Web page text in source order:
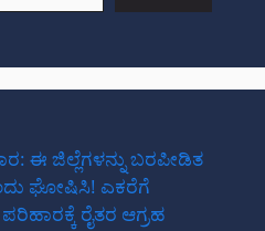
ಈ ಜಿಲ್ಲೆಗಳನ್ನು ಬರಪೀಡಿತ
ಘೋಷಿಸಿ! ಎಕರೆಗೆ
ರೈತರ ಆಗ್ರಹ